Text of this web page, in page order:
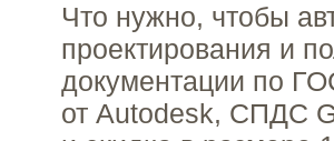
Что нужно, чтобы
проектирования и
документации по
от Autodesk, СПДС